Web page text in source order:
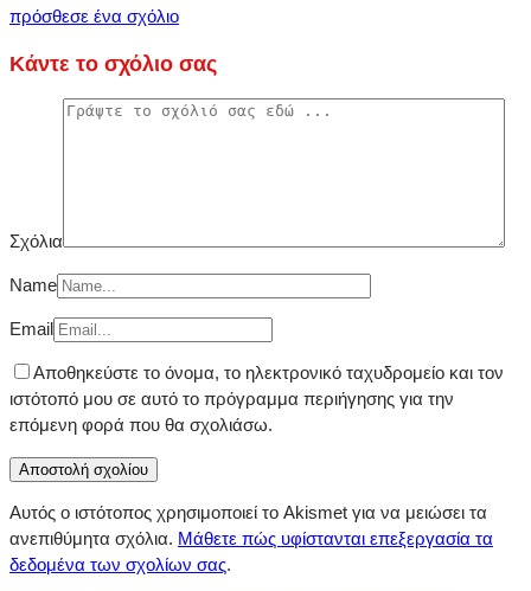
πρόσθεσε ένα σχόλιο
Κάντε το σχόλιο σας
Σχόλια
Name
Email
Αποθηκεύστε το όνομα, το ηλεκτρονικό ταχυδρομείο και τον
ιστότοπό μου σε αυτό το πρόγραμμα περιήγησης για την
επόμενη φορά που θα σχολιάσω.
Αυτός ο ιστότοπος χρησιμοποιεί το Akismet για να μειώσει τα
ανεπιθύμητα σχόλια. Μάθετε πώς υφίστανται επεξεργασία τα
δεδομένα των σχολίων σας.